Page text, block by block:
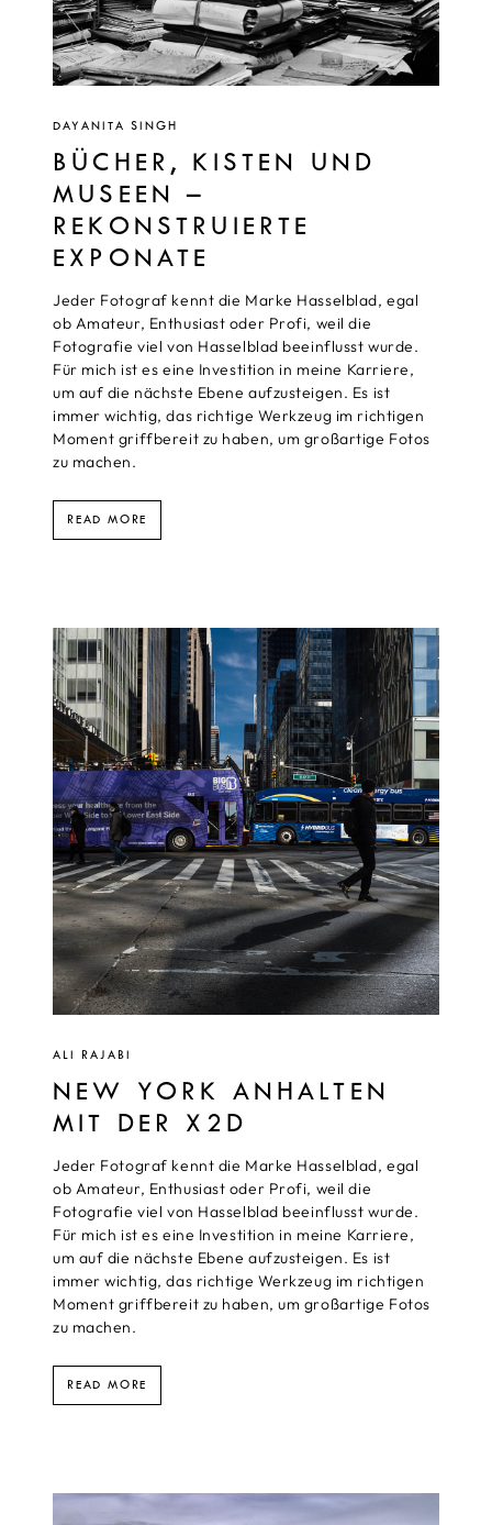
DAYANITA SINGH
BÜCHER, KISTEN UND
MUSEEN –
REKONSTRUIERTE
EXPONATE
Jeder Fotograf kennt die Marke Hasselblad, egal
ob Amateur, Enthusiast oder Profi, weil die
Fotografie viel von Hasselblad beeinflusst wurde.
Für mich ist es eine Investition in meine Karriere,
um auf die nächste Ebene aufzusteigen. Es ist
immer wichtig, das richtige Werkzeug im richtigen
Moment griffbereit zu haben, um großartige Fotos
zu machen.
READ MORE
ALI RAJABI
NEW YORK ANHALTEN
MIT DER X2D
Jeder Fotograf kennt die Marke Hasselblad, egal
ob Amateur, Enthusiast oder Profi, weil die
Fotografie viel von Hasselblad beeinflusst wurde.
Für mich ist es eine Investition in meine Karriere,
um auf die nächste Ebene aufzusteigen. Es ist
immer wichtig, das richtige Werkzeug im richtigen
Moment griffbereit zu haben, um großartige Fotos
zu machen.
READ MORE